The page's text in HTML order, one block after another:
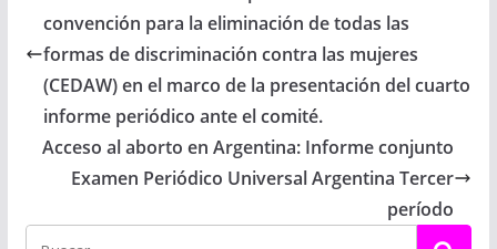
convención para la eliminación de todas las
formas de discriminación contra las mujeres
(CEDAW) en el marco de la presentación del cuarto
informe periódico ante el comité.
Acceso al aborto en Argentina: Informe conjunto
Examen Periódico Universal Argentina Tercer
período